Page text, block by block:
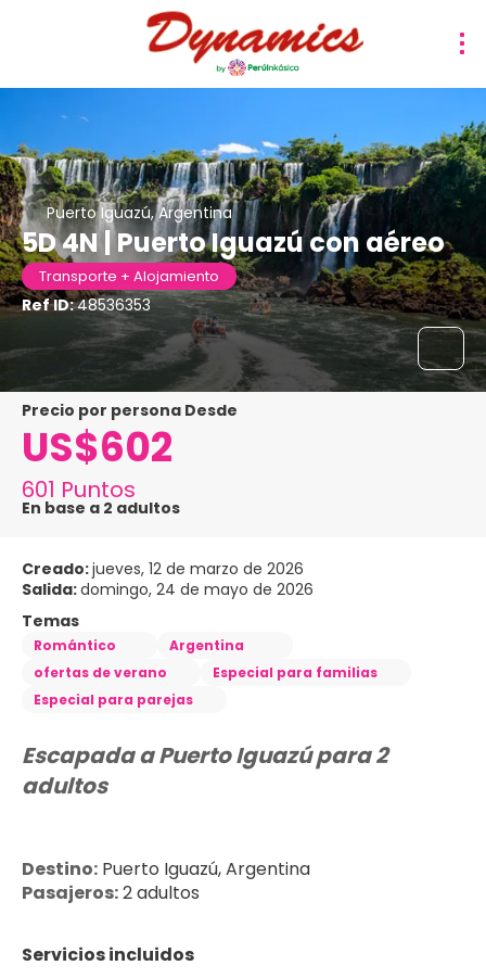
Puerto Iguazú, Argentina
5D 4N | Puerto Iguazú con aéreo
Transporte + Alojamiento
Ref ID:48536353
precio por persona Desde
US$602
601 Puntos
En base a 2 adultos
Creado:jueves, 12 de marzo de 2026
Salida:domingo, 24 de mayo de 2026
Temas
Romántico
Argentina
ofertas de verano
Especial para familias
Especial para parejas
Escapada a Puerto Iguazú para 2
adultos
Destino: Puerto Iguazú, Argentina
Pasajeros: 2 adultos
Servicios incluidos